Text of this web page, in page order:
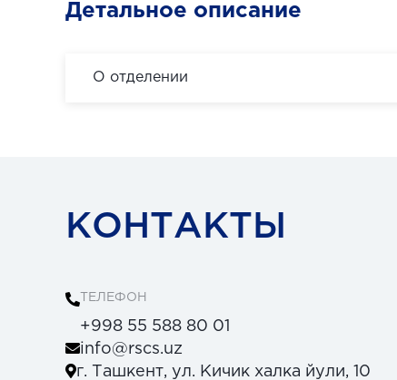
Детальное описание
О отделении
КОНТАКТЫ
ТЕЛЕФОН
+998 55 588 80 01
info@rscs.uz
г. Ташкент, ул. Кичик халка йули, 10